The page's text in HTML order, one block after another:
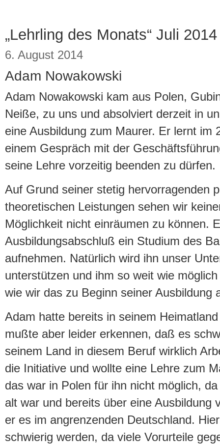
„Lehrling des Monats“ Juli 2014
6. August 2014
Adam Nowakowski
Adam Nowakowski kam aus Polen,
Neiße, zu uns und absolviert derzeit in
eine Ausbildung zum Maurer. Er lernt im
einem Gespräch mit der
seine Lehre vorzeitig beenden zu dürfen.
Auf Grund seiner stetig hervorragenden
theoretischen Leistungen sehen wir
Möglichkeit nicht einräumen zu können.
Ausbildungsabschluß ein Studium des
aufnehmen. Natürlich wird ihn unser
unterstützen und ihm so weit wie
wie wir das zu Beginn seiner Ausbildung
Adam hatte bereits in seinem
mußte aber leider erkennen, daß es
seinem Land in diesem Beruf wirklich
die Initiative und wollte eine Lehre zum
das war in Polen für ihn nicht möglich,
alt war und bereits über eine Ausbildung
er es im angrenzenden Deutschland.
schwierig werden, da viele Vorurteile